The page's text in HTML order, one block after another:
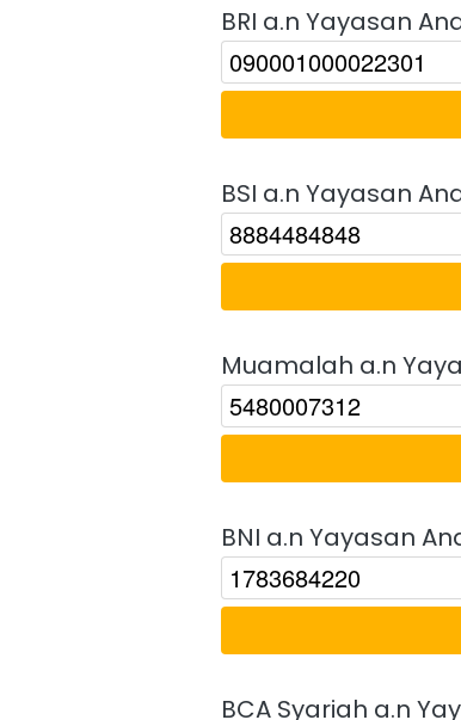
BRI a.n Yayasan
BSI a.n Yayasan
Muamalah a.n
BNI a.n Yayasan
BCA Syariah a.n